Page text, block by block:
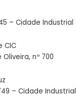
– Cidade Industrial
CIC
nº 700
– Cidade Industrial